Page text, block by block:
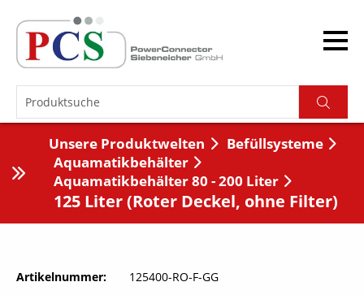
Unsere Produktwelten
Befüllsysteme
Aquamatikbehälter
Aquamatikbehälter 80 - 200 Liter
125 Liter (Roter Deckel, ohne Filter)
Artikelnummer
125400-RO-F-GG